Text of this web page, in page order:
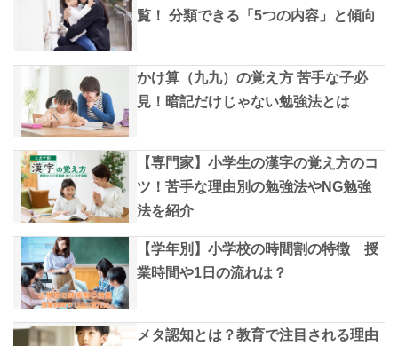
覧！ 分類できる「5つの内容」と傾向
かけ算（九九）の覚え方 苦手な子必
見！暗記だけじゃない勉強法とは
【専門家】小学生の漢字の覚え方のコ
ツ！苦手な理由別の勉強法やNG勉強
法を紹介
【学年別】小学校の時間割の特徴 授
業時間や1日の流れは？
メタ認知とは？教育で注目される理由